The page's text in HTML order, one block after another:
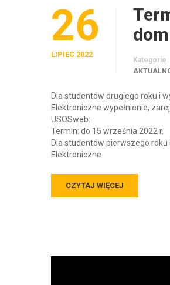
26
LIPIEC 2022
Kategorie
Dla studentów drugiego roku i
Elektroniczne wypełnienie,
USOSweb:
Termin: do 15 września 2022 r.
Dla studentów pierwszego
Elektroniczne
CZYTAJ WIĘCEJ